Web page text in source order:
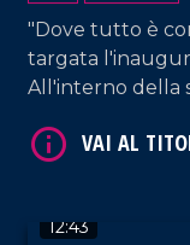
"Dove tutto è
targata
All'interno della
da tutta la
anche dall'Italia.
12:43
VAI AL TITOLO